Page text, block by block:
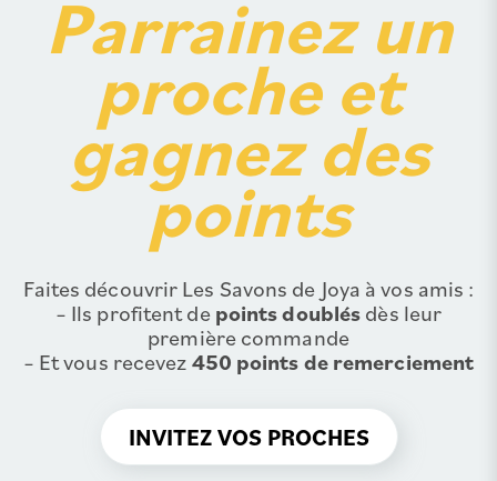
Parrainez un
proche et
gagnez des
points
Faites découvrir Les Savons de Joya à vos amis :
– Ils profitent de points doublés dès leur
première commande
– Et vous recevez 450 points de remerciement
INVITEZ VOS PROCHES